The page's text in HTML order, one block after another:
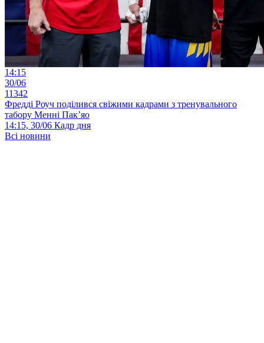
14:15
30/06
11342
Фредді Роуч поділився свіжими кадрами з тренувального
табору Менні Пак’яо
14:15, 30/06 Кадр дня
Всі новини